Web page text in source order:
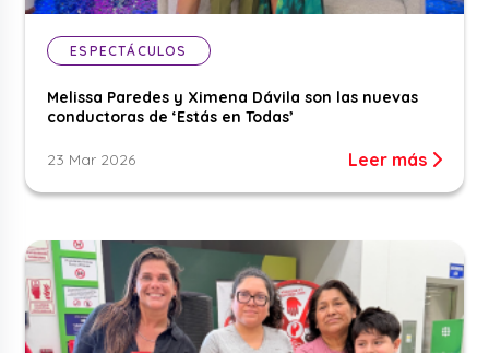
ESPECTÁCULOS
Melissa Paredes y Ximena Dávila son las nuevas
conductoras de ‘Estás en Todas’
23 Mar 2026 Leer más